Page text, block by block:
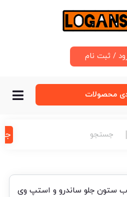
/ ثبت نام
محصولات
ستون جلو ساندرو و استپ وی